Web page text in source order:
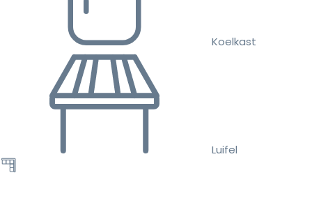
Koelkast
Luifel